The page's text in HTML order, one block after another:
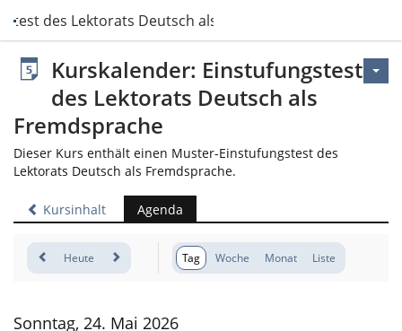
des Lektorats Deutsch als Fremdsprache
Kurskalender: Einstufungstest
des Lektorats Deutsch als
Fremdsprache
Dieser Kurs enthält einen Muster-Einstufungstest des
Lektorats Deutsch als Fremdsprache.
Kursinhalt Agenda
Heute Tag Woche Monat Liste
Sonntag, 24. Mai 2026